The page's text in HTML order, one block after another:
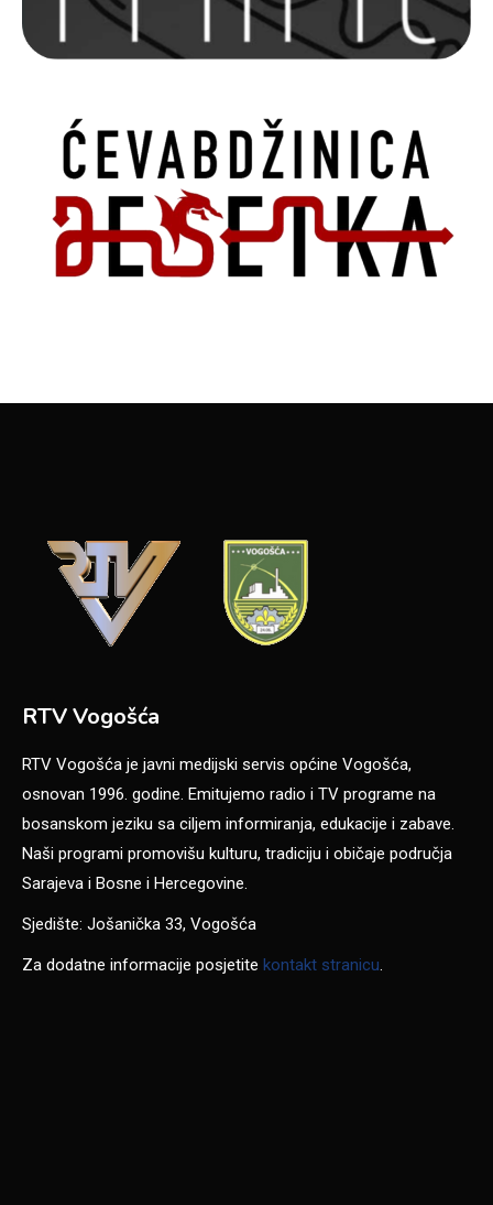
RTV Vogošća
RTV Vogošća je javni medijski servis općine Vogošća,
osnovan 1996. godine. Emitujemo radio i TV programe na
bosanskom jeziku sa ciljem informiranja, edukacije i zabave.
Naši programi promovišu kulturu, tradiciju i običaje područja
Sarajeva i Bosne i Hercegovine.
Sjedište: Jošanička 33, Vogošća
Za dodatne informacije posjetite kontakt stranicu.